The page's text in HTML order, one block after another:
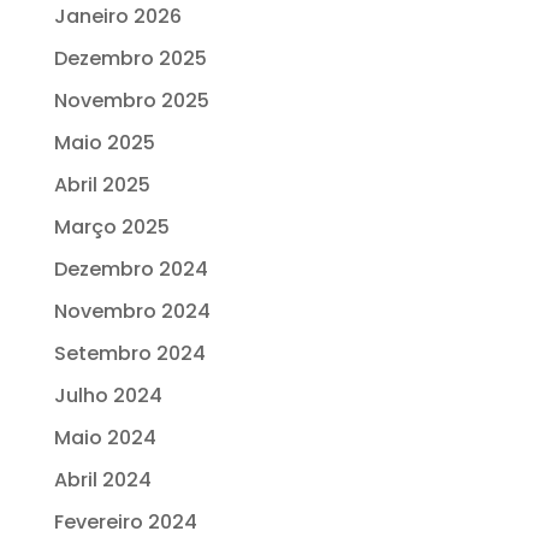
Janeiro 2026
Dezembro 2025
Novembro 2025
Maio 2025
Abril 2025
Março 2025
Dezembro 2024
Novembro 2024
Setembro 2024
Julho 2024
Maio 2024
Abril 2024
Fevereiro 2024